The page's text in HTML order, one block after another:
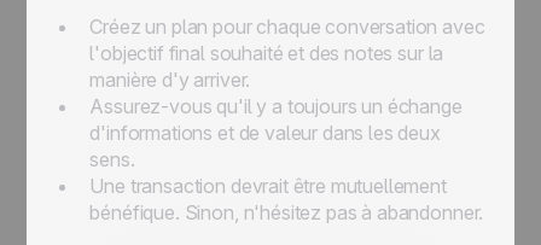
Créez un plan pour chaque conversation avec
l'objectif final souhaité et des notes sur la
manière d'y arriver.
Assurez-vous qu'il y a toujours un échange
d'informations et de valeur dans les deux
sens.
Une transaction devrait être mutuellement
bénéfique. Sinon, n'hésitez pas à abandonner.